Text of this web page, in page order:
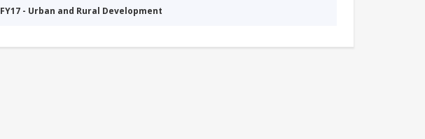
FY17 - Urban and Rural Development